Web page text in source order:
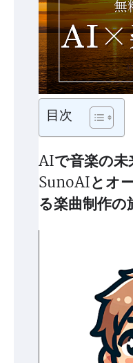
目次
AIで音楽の未
SunoAIとオ
る楽曲制作の